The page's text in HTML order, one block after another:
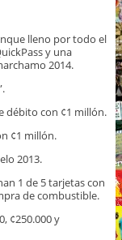
lleno por todo el
y una
2014.
débito con ¢1 millón.
¢1 millón.
2013.
1 de 5 tarjetas con
de combustible.
¢250.000 y